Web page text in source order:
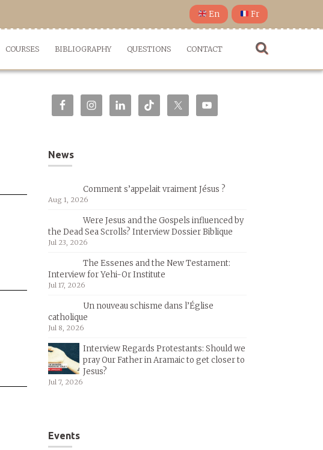
En Fr
COURSES BIBLIOGRAPHY QUESTIONS CONTACT
News
Comment s’appelait vraiment Jésus ?
Aug 1, 2026
Were Jesus and the Gospels influenced by
the Dead Sea Scrolls? Interview Dossier Biblique
Jul 23, 2026
The Essenes and the New Testament:
Interview for Yehi-Or Institute
Jul 17, 2026
Un nouveau schisme dans l’Église
catholique
Jul 8, 2026
Interview Regards Protestants: Should we
pray Our Father in Aramaic to get closer to
Jesus?
Jul 7, 2026
Events